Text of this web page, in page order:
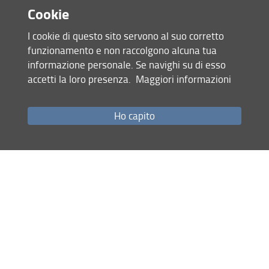
Collegio XXXV Ciclo
Mappa del sito
RSS feed
Privacy
Cookie
I cookie di questo sito servono al suo corretto
funzionamento e non raccolgono alcuna tua
informazione personale. Se navighi su di esso
accetti la loro presenza. Maggiori informazioni
Ho capito